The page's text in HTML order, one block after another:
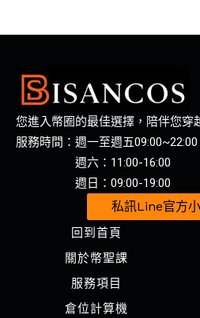
對的時間做對的事(上)
對的時間做對的事(下)
高勝率交易模型
市場四種狀態全拿捏(上)
1004 MCF 培訓課程
您進入幣圈的最佳選擇，陪伴您穿
服務時間：週一至週五09:00~22:00
週六：11:00-16:00
週日：09:00-19:00
私訊Line官方
回到首頁
關於幣聖課
服務項目
倉位計算機